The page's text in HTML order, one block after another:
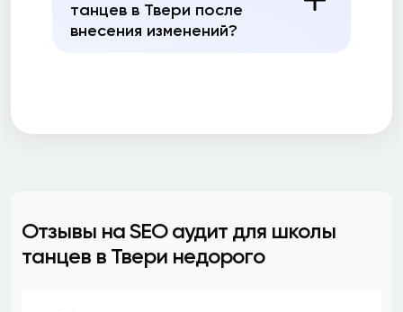
танцев в Твери после
внесения изменений?
Отзывы на SEO аудит для школы
танцев в Твери недорого